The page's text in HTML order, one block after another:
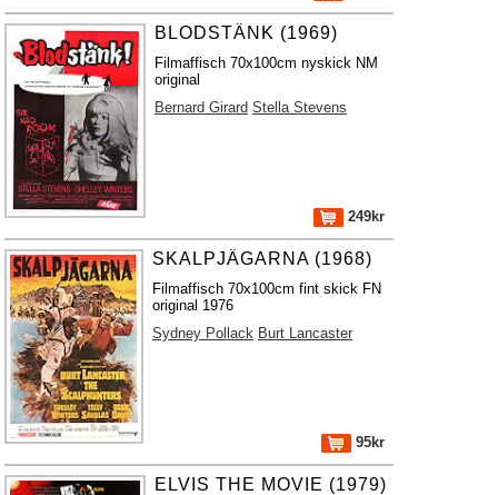
BLODSTÄNK (1969)
Filmaffisch 70x100cm nyskick NM
original
Bernard Girard Stella Stevens
249kr
SKALPJÄGARNA (1968)
Filmaffisch 70x100cm fint skick FN
original 1976
Sydney Pollack Burt Lancaster
95kr
ELVIS THE MOVIE (1979)